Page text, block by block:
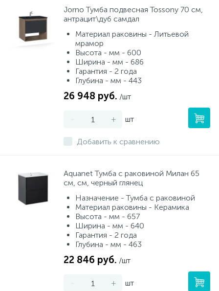
Jorno Тумба подвесная Tossony 70 см,
антрацит\дуб самдал
Материал раковины - Литьевой
мрамор
Высота - мм - 600
Ширина - мм - 686
Гарантия - 2 года
Глубина - мм - 443
26 948 руб. /шт
- + шт
Добавить к сравнению
Aquanet Тумба с раковиной Милан 65
см, см, черный глянец
Назначение - Тумба с раковиной
Материал раковины - Керамика
Высота - мм - 657
Ширина - мм - 640
Гарантия - 2 года
Глубина - мм - 463
22 846 руб. /шт
- + шт